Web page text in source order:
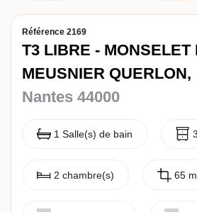
Référence 2169
T3 LIBRE - MONSELET
MEUSNIER QUERLON,
Nantes 44000
1 Salle(s) de bain
2 chambre(s) 65